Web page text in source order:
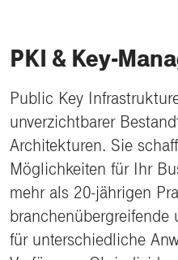
PKI & Key-
Public Key
unverzichtbarer
Architekturen. Sie
Möglichkeiten für Ihr
mehr als 20-jährigen
für unterschiedliche